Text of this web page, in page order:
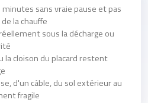
sans vraie pause et pas
la chauffe
sous la décharge ou
la cloison du placard restent
d'un câble, du sol extérieur au
fragile